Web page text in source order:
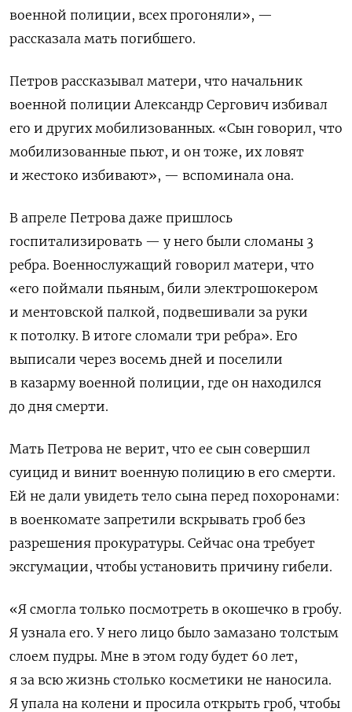
военной полиции, всех прогоняли», —
рассказала мать погибшего.
Петров рассказывал матери, что начальник
военной полиции Александр Сергович избивал
его и других мобилизованных. «Сын говорил, что
мобилизованные пьют, и он тоже, их ловят
и жестоко избивают», — вспоминала она.
В апреле Петрова даже пришлось
госпитализировать — у него были сломаны 3
ребра. Военнослужащий говорил матери, что
«его поймали пьяным, били электрошокером
и ментовской палкой, подвешивали за руки
к потолку. В итоге сломали три ребра». Его
выписали через восемь дней и поселили
в казарму военной полиции, где он находился
до дня смерти.
Мать Петрова не верит, что ее сын совершил
суицид и винит военную полицию в его смерти.
Ей не дали увидеть тело сына перед похоронами:
в военкомате запретили вскрывать гроб без
разрешения прокуратуры. Сейчас она требует
эксгумации, чтобы установить причину гибели.
«Я смогла только посмотреть в окошечко в гробу.
Я узнала его. У него лицо было замазано толстым
слоем пудры. Мне в этом году будет 60 лет,
я за всю жизнь столько косметики не наносила.
Я упала на колени и просила открыть гроб, чтобы